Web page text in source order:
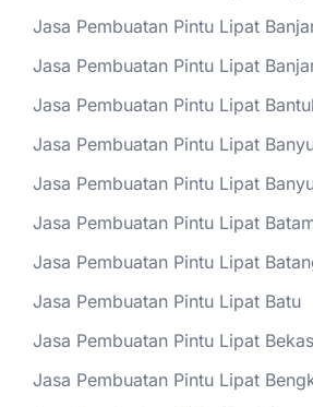
Jasa Pembuatan Pintu Lipat
Jasa Pembuatan Pintu Lipat
Jasa Pembuatan Pintu Lipat Bantul
Jasa Pembuatan Pintu Lipat
Jasa Pembuatan Pintu Lipat
Jasa Pembuatan Pintu Lipat
Jasa Pembuatan Pintu Lipat
Jasa Pembuatan Pintu Lipat Batu
Jasa Pembuatan Pintu Lipat
Jasa Pembuatan Pintu Lipat